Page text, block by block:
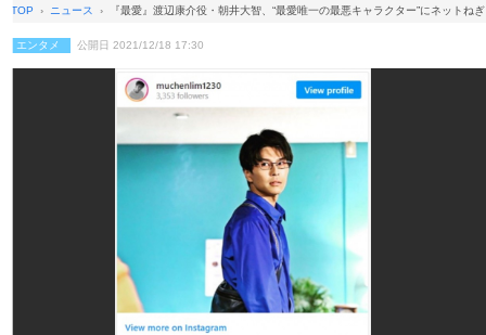
TOP ニュース 『最愛』渡辺康介役・朝井大智、“最愛唯一の最悪キャラクター”にネットね
エンタメ 公開日 2021/12/18 17:30